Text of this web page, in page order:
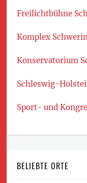
Freilichtbühne
Komplex Schwerin
Konservatorium
Schleswig-
Sport- und
BELIEBTE ORTE